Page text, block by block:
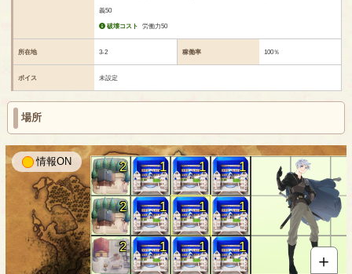
義50
破壊コスト 労働力50
所在地 3-2 稼働率 100％
ボイス 未設定
場所
2 1
1
1
1
1
1
1
1
2
2 1
情報
＋